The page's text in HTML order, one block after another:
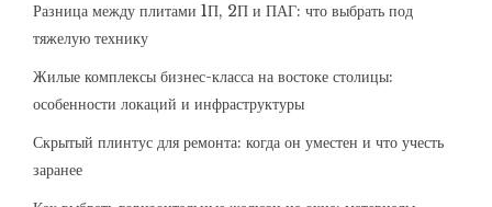
Разница между плитами 1П, 2П и ПАГ: что выбрать под
тяжелую технику
Жилые комплексы бизнес-класса на востоке столицы:
особенности локаций и инфраструктуры
Скрытый плинтус для ремонта: когда он уместен и что учесть
заранее